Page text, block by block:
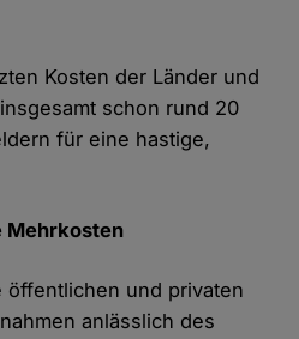
Kosten der Länder und
schon rund 20
für eine hastige,
Mehrkosten
öffentlichen und privaten
anlässlich des